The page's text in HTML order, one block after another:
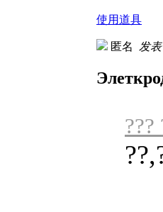
使用道具
匿名 发表